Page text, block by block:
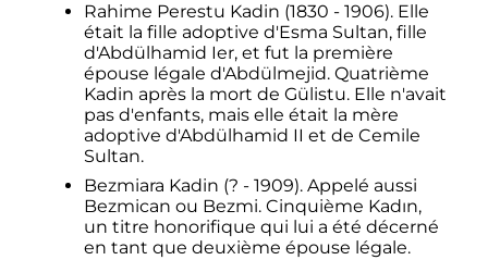
Rahime Perestu Kadin (1830 - 1906). Elle
était la fille adoptive d'Esma Sultan, fille
d'Abdülhamid Ier, et fut la première
épouse légale d'Abdülmejid. Quatrième
Kadin après la mort de Gülistu. Elle n'avait
pas d'enfants, mais elle était la mère
adoptive d'Abdülhamid II et de Cemile
Sultan.
Bezmiara Kadin (? - 1909). Appelé aussi
Bezmican ou Bezmi. Cinquième Kadın,
un titre honorifique qui lui a été décerné
en tant que deuxième épouse légale.